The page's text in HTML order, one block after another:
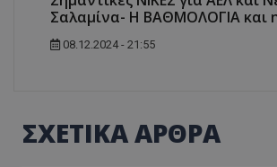
Σαλαμίνα- Η ΒΑΘΜΟΛΟΓΙΑ και
08.12.2024 - 21:55
ΣΧΕΤΙΚΑ ΑΡΘΡΑ